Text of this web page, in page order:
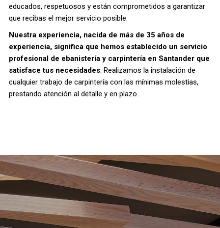
educados, respetuosos y están comprometidos a garantizar
que recibas el mejor servicio posible.
Nuestra experiencia, nacida de más de 35 años de
experiencia, significa que hemos establecido un servicio
profesional de ebanistería y carpintería en Santander que
satisface tus necesidades. Realizamos la instalación de
cualquier trabajo de carpintería con las mínimas molestias,
prestando atención al detalle y en plazo.